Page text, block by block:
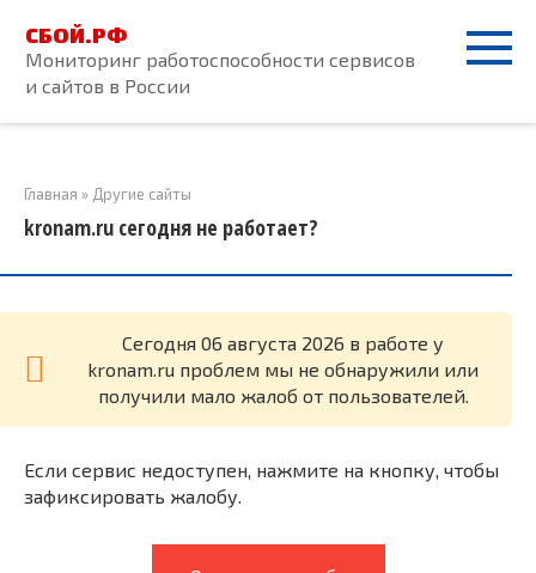
контенту
СБОЙ.РФ
Мониторинг работоспособности сервисов
и сайтов в России
Главная » Другие сайты
kronam.ru сегодня не работает?
Cегодня 06 августа 2026 в работе у
kronam.ru проблем мы не обнаружили или
получили мало жалоб от пользователей.
Если сервис недоступен, нажмите на кнопку, чтобы
зафиксировать жалобу.